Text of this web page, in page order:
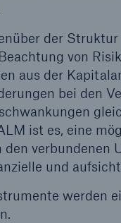
der
von
aus der
bei den
ist es, eine
verbundenen
und
werden